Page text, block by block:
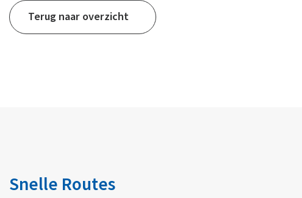
Terug naar overzicht
Snelle Routes